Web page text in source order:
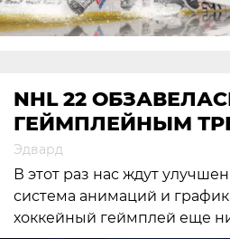
NHL 22
ГЕЙМПЛЕЙНЫМ
Эдвард
В этот раз нас ждут
система анимаций и
хоккейный геймплей еще